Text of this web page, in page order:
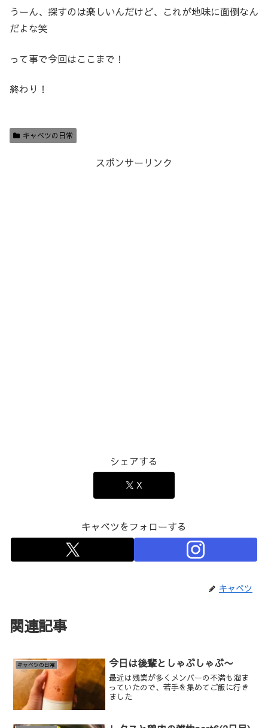
うーん、探すのは楽しいんだけど、これが地味に面倒なん
だよな笑
って事で今回はここまで！
終わり！
キャベツの日常
スポンサーリンク
シェアする
X
キャベツをフォローする
キャベツ
関連記事
キャベツの日常 今日は後輩としゃぶしゃぶ〜
最近は残業が多くメンバーの不満も溜ま
っていたので、若手を集めてご飯に行き
ました